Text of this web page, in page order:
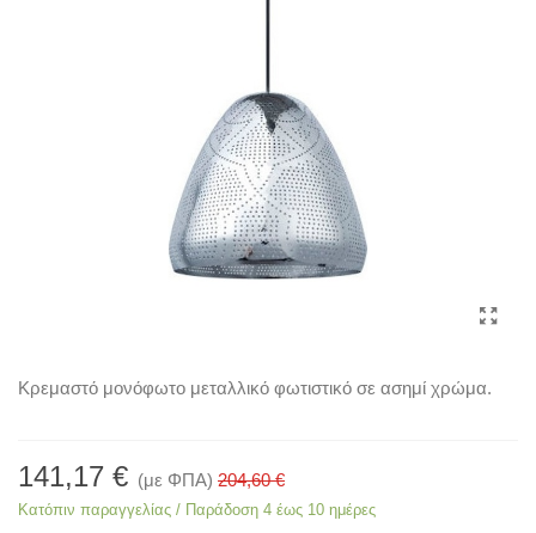
Κρεμαστό μονόφωτο μεταλλικό φωτιστικό σε ασημί χρώμα.
141,17 € (με ΦΠΑ) 204,60 €
Κατόπιν παραγγελίας / Παράδοση 4 έως 10 ημέρες